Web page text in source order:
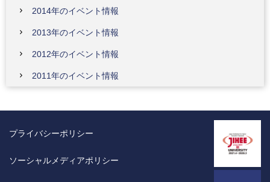
2014年のイベント情報
2013年のイベント情報
2012年のイベント情報
2011年のイベント情報
プライバシーポリシー
ソーシャルメディアポリシー